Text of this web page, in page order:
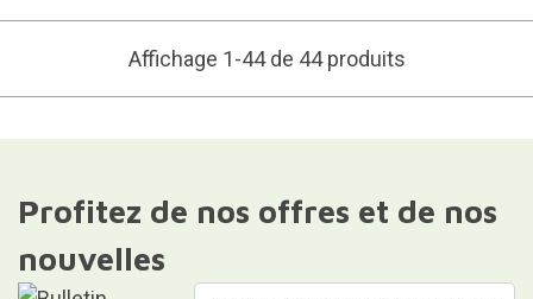
Affichage 1-44 de 44 produits
Profitez de nos offres et de nos
nouvelles